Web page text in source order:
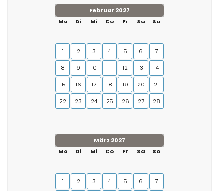
Februar 2027
Mo
Di Mi Do Fr Sa So
1 2 3 4 5 6 7
8 9 10 11 12 13 14
15 16 17 18 19 20 21
22 23 24 25 26 27 28
März 2027
Mo
Di Mi Do Fr Sa So
1 2 3 4 5 6 7